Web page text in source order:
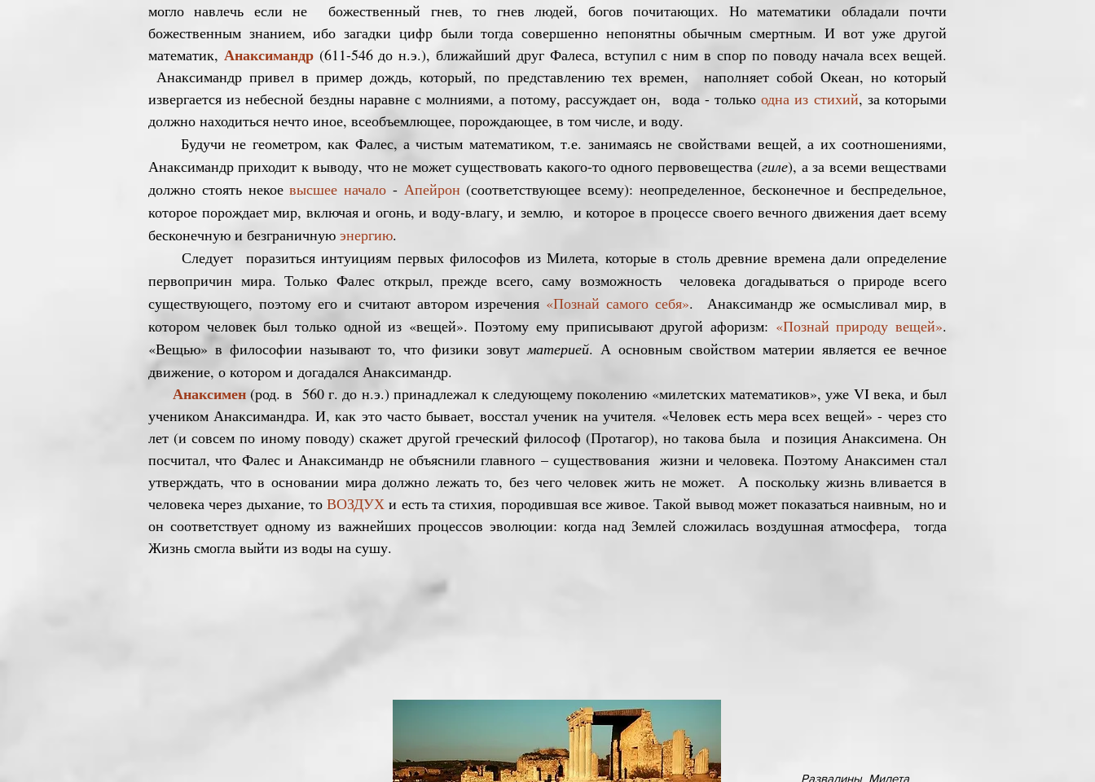
могло навлечь если не божественный гнев, то гнев людей, богов почитающих. Но математики обладали почти
божественным знанием, ибо загадки цифр были тогда совершенно непонятны обычным смертным. И вот уже другой
математик, Анаксимандр (611-546 до н.э.), ближайший друг Фалеса, вступил с ним в спор по поводу начала всех вещей.
Анаксимандр привел в пример дождь, который, по представлению тех времен, наполняет собой Океан, но который
извергается из небесной бездны наравне с молниями, а потому, рассуждает он, вода - толькоодна из стихий, за которыми
должно находиться нечто иное, всеобъемлющее, порождающее, в том числе, и воду.
Будучи не геометром, как Фалес, а чистым математиком, т.е. занимаясь не свойствами вещей, а их соотношениями,
Анаксимандр приходит к выводу, что не может существовать какого-то одного первовещества (гиле), а за всеми веществами
должно стоять некоевысшее начало - Апейрон (соответствующее всему): неопределенное, бесконечное и беспредельное,
которое порождает мир, включая и огонь, и воду-влагу, и землю, и которое в процессе своего вечного движения дает всему
бесконечную и безграничную энергию.
Следует поразиться интуициям первых философов из Милета, которые в столь древние времена дали определение
первопричин мира. Только Фалес открыл, прежде всего, саму возможность человека догадываться о природе всего
существующего, поэтому его и считают автором изречения «Познай самого себя». Анаксимандр же осмысливал мир, в
котором человек был только одной из «вещей». Поэтому ему приписывают другой афоризм: «Познай природу вещей».
«Вещью» в философии называют то, что физики зовутматерией. А основным свойством материи является ее вечное
движение, о котором и догадался Анаксимандр.
Анаксимен (род. в 560 г. до н.э.) принадлежал к следующему поколению «милетских математиков», уже VI века, и был
учеником Анаксимандра. И, как это часто бывает, восстал ученик на учителя. «Человек есть мера всех вещей» - через сто
лет (и совсем по иному поводу) скажет другой греческий философ (Протагор), но такова была и позиция Анаксимена. Он
посчитал, что Фалес и Анаксимандр не объяснили главного – существования жизни и человека. Поэтому Анаксимен стал
утверждать, что в основании мира должно лежать то, без чего человек жить не может. А поскольку жизнь вливается в
человека через дыхание, тоВОЗДУХ и есть та стихия, породившая все живое. Такой вывод может показаться наивным, но и
он соответствует одному из важнейших процессов эволюции: когда над Землей сложилась воздушная атмосфера, тогда
Жизнь смогла выйти из воды на сушу.
Развалины Милета